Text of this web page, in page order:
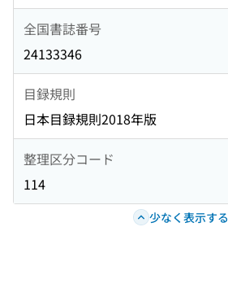
全国書誌番号
24133346
目録規則
日本目録規則2018年版
整理区分コード
114
少なく表示する